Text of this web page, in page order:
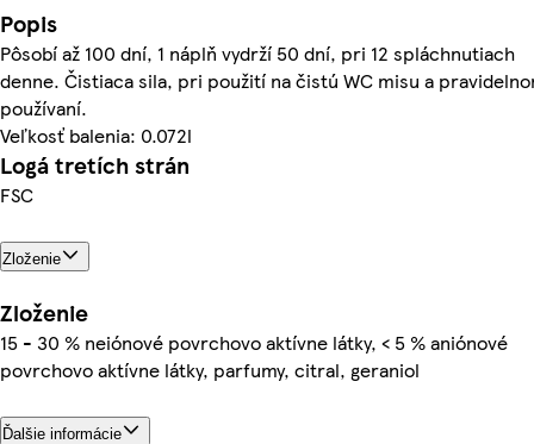
Popis
Pôsobí až 100 dní, 1 náplň vydrží 50 dní, pri 12 spláchnutiach
denne. Čistiaca sila, pri použití na čistú WC misu a
používaní.
Veľkosť balenia: 0.072l
Logá tretích strán
FSC
Zloženie
Zloženie
15 - 30 % neiónové povrchovo aktívne látky, < 5 % aniónové
povrchovo aktívne látky, parfumy, citral, geraniol
Ďalšie informácie